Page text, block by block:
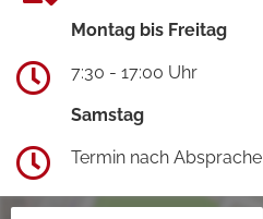
Montag bis Freitag
7:30 - 17:00 Uhr
Samstag
Termin nach Absprache